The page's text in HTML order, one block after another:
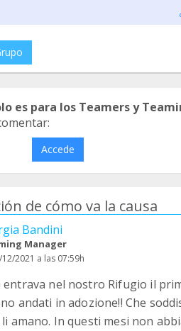
es para los Teamers y
Accede
de cómo va la causa
Bandini
Manager
2021 a las 07:59h
nel nostro Rifugio il
andati in adozione!! Che
amano. In questi mesi non